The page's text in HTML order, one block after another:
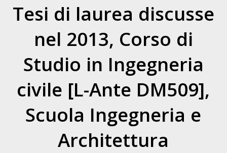
Tesi di laurea discusse
nel 2013, Corso di
Studio in Ingegneria
civile [L-Ante DM509],
Scuola Ingegneria e
Architettura